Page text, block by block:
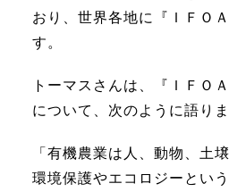
おり、世界各地に『ＩＦＯ
す。
トーマスさんは、『ＩＦＯ
について、次のように語りま
「有機農業は人、動物、土
環境保護やエコロジーとい